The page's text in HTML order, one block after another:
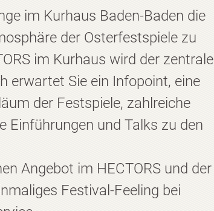
im Kurhaus Baden-Baden die
der Osterfestspiele zu
im Kurhaus wird der zentrale
erwartet Sie ein Infopoint, eine
der Festspiele, zahlreiche
und Talks zu den
Angebot im HECTORS und der
Festival-Feeling bei